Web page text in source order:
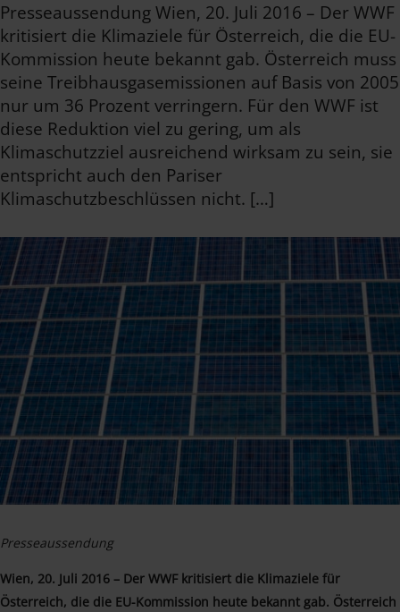
Presseaussendung Wien, 20. Juli 2016 – Der WWF
kritisiert die Klimaziele für Österreich, die die EU-
Kommission heute bekannt gab. Österreich muss
seine Treibhausgasemissionen auf Basis von 2005
nur um 36 Prozent verringern. Für den WWF ist
diese Reduktion viel zu gering, um als
Klimaschutzziel ausreichend wirksam zu sein, sie
entspricht auch den Pariser
Klimaschutzbeschlüssen nicht. […]
Presseaussendung
Wien, 20. Juli 2016 – Der WWF kritisiert die Klimaziele für
Österreich, die die EU-Kommission heute bekannt gab. Österreich